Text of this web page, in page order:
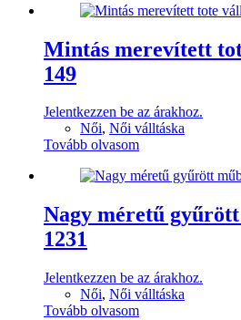
Mintás merevített
149
Jelentkezzen be az árakhoz.
Női, Női válltáska
Tovább olvasom
Nagy méretű
1231
Jelentkezzen be az árakhoz.
Női, Női válltáska
Tovább olvasom